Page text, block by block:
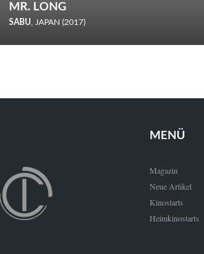
MR. LONG
SABU, JAPAN (2017)
den Wettbewerb.
MENÜ
Magazin
Neue Artikel
Kinostarts
Heimkinostarts